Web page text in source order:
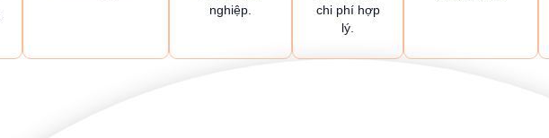
nghiệp.
chi phí hợp
lý.